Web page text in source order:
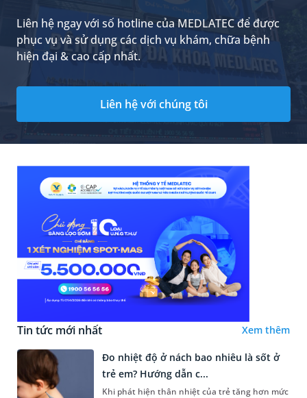
Liên hệ ngay với số hotline của MEDLATEC để được
phục vụ và sử dụng các dịch vụ khám, chữa bệnh
hiện đại & cao cấp nhất.
Liên hệ với chúng tôi
Tin tức mới nhất Xem thêm
Đo nhiệt độ ở nách bao nhiêu là sốt ở
trẻ em? Hướng dẫn c...
Khi phát hiện thân nhiệt của trẻ tăng hơn mức